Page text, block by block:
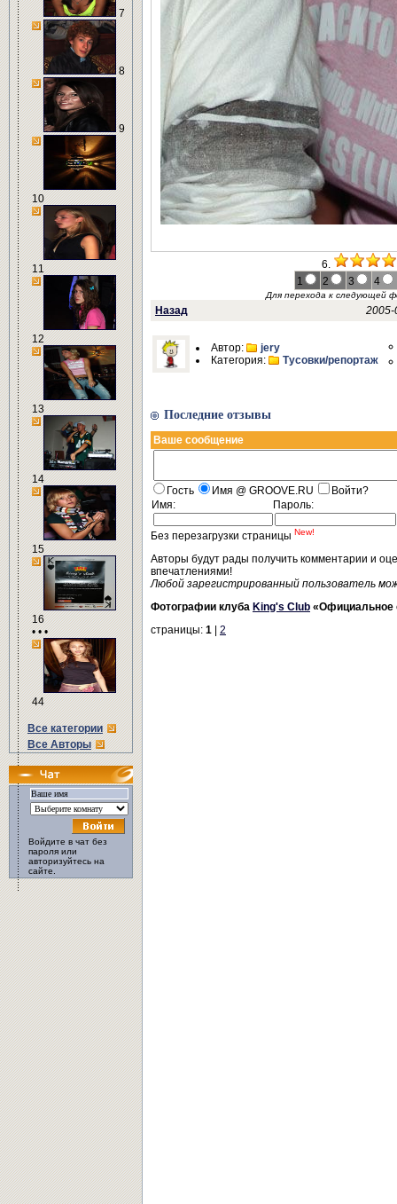
7
8
9
10
11
12
13
14
15
16
• • •
44
Все категории
Все Авторы
Войдите в чат без
пароля или
авторизуйтесь на
сайте.
6.
1
2 3 4
Для перехода к следующей
Назад 2005-
Автор:
jery
Категория:
Тусовки/репортаж
Последние отзывы
Ваше сообщение
Гость Имя @ GROOVE.RU
Войти?
Имя:
Пароль:
Без перезагрузки страницы New!
Авторы будут рады получить комментарии и
впечатлениями!
Любой зарегистрированный пользователь
Фотографии клуба King's Club «Официальное
страницы: 1 2